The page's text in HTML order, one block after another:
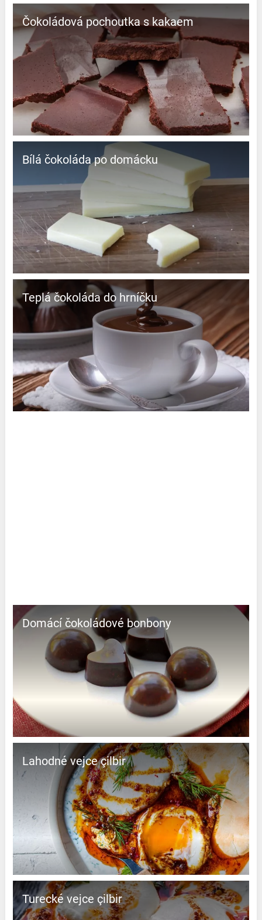
Čokoládová pochoutka s kakaem
Bílá čokoláda po domácku
Teplá čokoláda do hrníčku
Domácí čokoládové bonbony
Lahodné vejce çilbir
Turecké vejce çilbir